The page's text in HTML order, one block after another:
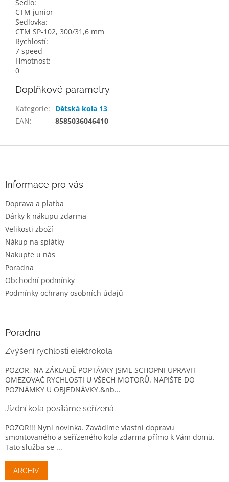
Sedlo:
CTM junior
Sedlovka:
CTM SP-102, 300/31,6 mm
Rychlostí:
7 speed
Hmotnost:
0
Doplňkové parametry
Kategorie:
Dětská kola 13
EAN: 8585036046410
Informace pro vás
Doprava a platba
Dárky k nákupu zdarma
Velikosti zboží
Nákup na splátky
Nakupte u nás
Poradna
Obchodní podmínky
Podmínky ochrany osobních údajů
Poradna
Zvýšení rychlosti elektrokola
POZOR, NA ZÁKLADĚ POPTÁVKY JSME SCHOPNI UPRAVIT
OMEZOVAČ RYCHLOSTI U VŠECH MOTORŮ. NAPIŠTE DO
POZNÁMKY U OBJEDNÁVKY.&nb...
Jízdní kola posíláme seřízená
POZOR!!! Nyní novinka. Zavádíme vlastní dopravu
smontovaného a seřízeného kola zdarma přímo k Vám domů.
Tato služba se ...
ARCHIV